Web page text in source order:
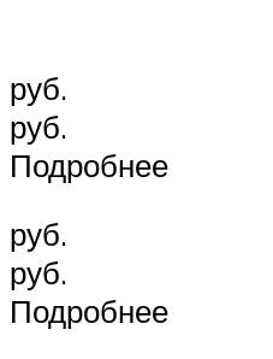
руб.
руб.
Подробнее
руб.
руб.
Подробнее